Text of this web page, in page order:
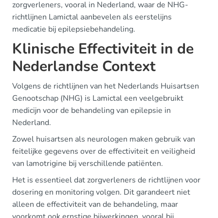
zorgverleners, vooral in Nederland, waar de NHG-
richtlijnen Lamictal aanbevelen als eerstelijns
medicatie bij epilepsiebehandeling.
Klinische Effectiviteit in de
Nederlandse Context
Volgens de richtlijnen van het Nederlands Huisartsen
Genootschap (NHG) is Lamictal een veelgebruikt
medicijn voor de behandeling van epilepsie in
Nederland.
Zowel huisartsen als neurologen maken gebruik van
feitelijke gegevens over de effectiviteit en veiligheid
van lamotrigine bij verschillende patiënten.
Het is essentieel dat zorgverleners de richtlijnen voor
dosering en monitoring volgen. Dit garandeert niet
alleen de effectiviteit van de behandeling, maar